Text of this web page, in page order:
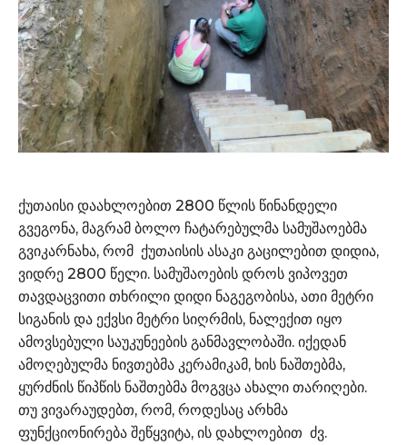
ქუთაისი დაახლოებით 2800 წლის წინანდელი
გვეგონა, მაგრამ ბოლო ჩატარებულმა სამუშაოებმა
გვიკარნახა, რომ ქუთაისის ასაკი გაცილებით დიდია,
ვიდრე 2800 წელი. სამუშაოების დროს ვიპოვეთ
თავდაცვითი თხრილი დიდი ნაგეგობისა, ათი მეტრი
სიგანის და ექვსი მეტრი სიღრმის, ნალექით იყო
ამოვსებული საუკუნეების განმავლობაში. იქედან
ამოღებულმა ნივთებმა კერამიკამ, ხის ნაშთებმა,
ყურძნის წიპწის ნაშთებმა მოგვცა ახალი თარიღები.
თუ ვივარაუდებთ, რომ, როდესაც არხმა
ფუნქციონირება შეწყვიტა, ის დახლოებით ძვ.